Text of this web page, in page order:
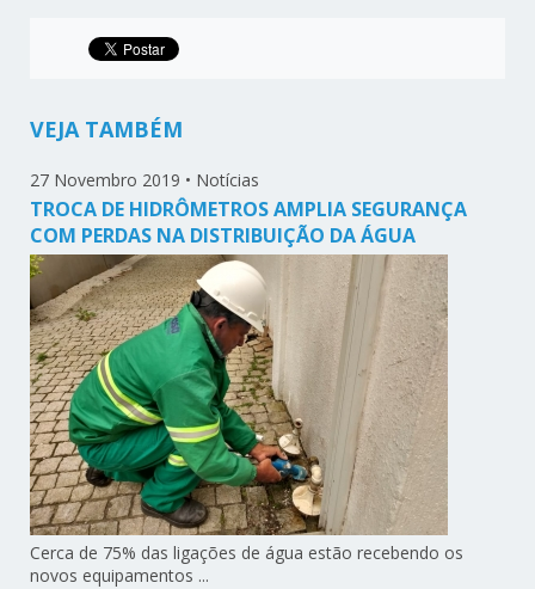
VEJA TAMBÉM
27 Novembro 2019 • Notícias
TROCA DE HIDRÔMETROS AMPLIA SEGURANÇA
COM PERDAS NA DISTRIBUIÇÃO DA ÁGUA
Cerca de 75% das ligações de água estão recebendo os
novos equipamentos ...